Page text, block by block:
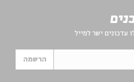
עדכונים ישר למייל
הרשמה